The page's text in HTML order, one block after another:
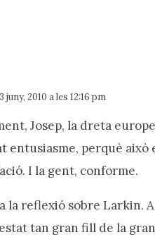
juny, 2010 a les 12:16 pm
Josep, la dreta
entusiasme, perquè
I la gent, conforme.
la reflexió sobre Larkin.
tan gran fill de la